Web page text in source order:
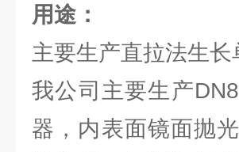
用途：
主要生产直拉法生
我公司主要生产
器，内表面镜面抛